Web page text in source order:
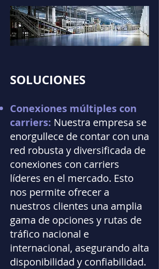
SOLUCIONES
Conexiones múltiples con
carriers: Nuestra empresa se
enorgullece de contar con una
red robusta y diversificada de
conexiones con carriers
líderes en el mercado. Esto
nos permite ofrecer a
nuestros clientes una amplia
gama de opciones y rutas de
tráfico nacional e
internacional, asegurando alta
disponibilidad y confiabilidad.